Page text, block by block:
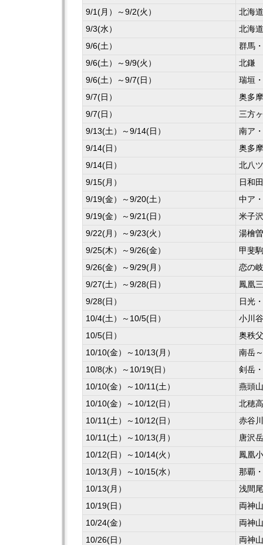
9/1(月）～9/2(火）
北海
9/3(水）
北海
9/6(土）
群馬
9/6(土）～9/9(火）
北鎌
9/6(土）～9/7(日）
瑞垣
9/7(日）
奥多
9/7(日）
三方
9/13(土）～9/14(日）
南ア
9/14(日）
奥多
9/14(日）
北八
9/15(月）
日和田
9/19(金）～9/20(土）
中ア
9/19(金）～9/21(日）
米子沢
9/22(月）～9/23(火）
湯檜
9/25(木）～9/26(金）
甲斐
9/26(金）～9/29(月）
恋の
9/27(土）～9/28(日）
鳳凰
9/28(日）
日光
10/4(土）～10/5(日）
小川
10/5(日）
奥秩
10/10(金）～10/13(月）
南岳
10/8(水）～10/19(日）
剣岳
10/10(金）～10/11(土）
燕頭
10/10(金）～10/12(日）
北穂高
10/11(土）～10/12(日）
赤谷
10/11(土）～10/13(月）
唐沢
10/12(日）～10/14(火）
鳳凰
10/13(月）～10/15(水）
那覇
10/13(月）
浅間
10/19(日）
両神山
10/24(金）
両神山
10/26(日）
両神山